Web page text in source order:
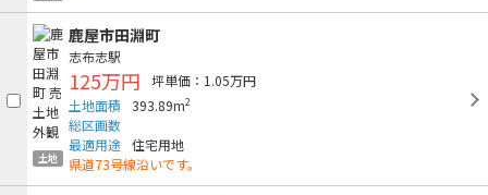
土地
鹿屋市田淵町
志布志駅
125万円
坪単価：1.05万円
土地面積
393.89m2
総区画数
最適用途 住宅用地
県道73号線沿いです。